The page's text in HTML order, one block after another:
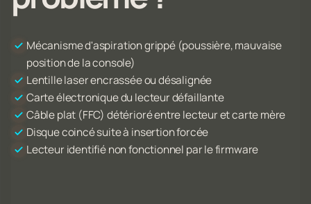
Mécanisme d'aspiration grippé (poussière, mauvaise
position de la console)
Lentille laser encrassée ou désalignée
Carte électronique du lecteur défaillante
Câble plat (FFC) détérioré entre lecteur et carte mère
Disque coincé suite à insertion forcée
Lecteur identifié non fonctionnel par le firmware